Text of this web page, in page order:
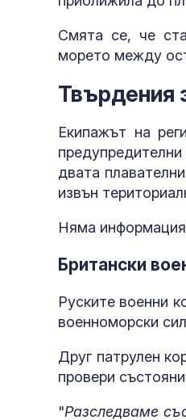
Смята се, че
морето между
Твърдения
Екипажът на
двата
извън
Няма
Британски
Руските военни
военноморски
Друг патрулен
провери
"Разследваме